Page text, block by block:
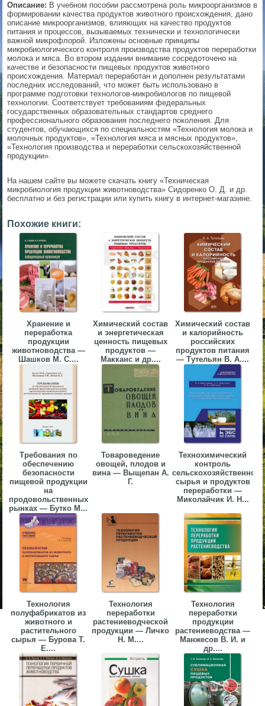
Описание: В учебном пособии рассмотрена роль микроорганизмов в
формировании качества продуктов животного происхождения, дано
описание микроорганизмов, влияющих на качество продуктов
питания и процессов, вызываемых технически и технологически
важной микрофлорой. Изложены основные принципы
микробиологического контроля производства продуктов переработки
молока и мяса. Во втором издании внимание сосредоточено на
качестве и безопасности пищевых продуктов животного
происхождения. Материал переработан и дополнен результатами
последних исследований, что может быть использовано в
программе подготовки технологов-микробиологов по пищевой
технологии. Соответствует требованиям федеральных
государственных образовательных стандартов среднего
профессионального образования последнего поколения. Для
студентов, обучающихся по специальностям «Технология молока и
молочных продуктов», «Технология мяса и мясных продуктов»,
«Технология производства и переработки сельскохозяйственной
продукции».
На нашем сайте вы можете скачать книгу «Техническая
микробиология продукции животноводства» Сидоренко О. Д. и др.
бесплатно и без регистрации или купить книгу в интернет-магазине.
Похожие книги:
Хранение и
переработка
продукции
животноводства —
Шашков М. С....
Химический состав
и энергетическая
ценность пищевых
продуктов —
Макканс и др....
Химический состав
и калорийность
российских
продуктов питания
— Тутельян В. А....
Требования по
обеспечению
безопасности
пищевой продукции
на
продовольственных
рынках — Бутко М...
Товароведение
овощей, плодов и
вина — Выщепан А.
Г.
Технохимический
контроль
сельскохозяйственного
сырья и продуктов
переработки —
Миколайчик И. Н...
Технология
полуфабрикатов из
животного и
растительного
сырья — Бурова Т.
Е....
Технология
переработки
растениеводческой
продукции — Личко
Н. М....
Технология
переработки
продукции
растениеводства —
Манжесов В. И. и
др....
▼
▼
▼
▼
▼